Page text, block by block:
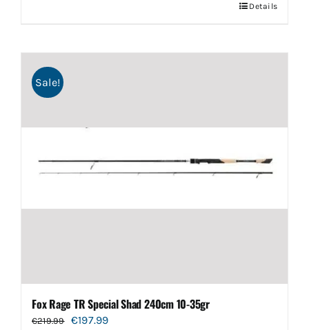
Details
Sale!
Fox Rage TR Special Shad 240cm 10-35gr
€219.99
Oorspronkelijke
€197.99Huidige